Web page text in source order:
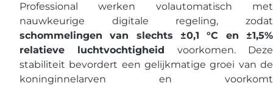
Professional werken volautomatisch met
nauwkeurige digitale regeling, zodat
schommelingen van slechts ±0,1 °C en ±1,5%
relatieve luchtvochtigheid voorkomen. Deze
stabiliteit bevordert een gelijkmatige groei van de
koninginnelarven en voorkomt